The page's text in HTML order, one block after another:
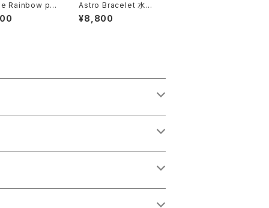
Rainbow pi
Astro Bracelet 水瓶
座
¥8,800